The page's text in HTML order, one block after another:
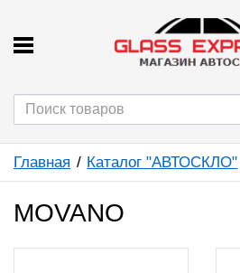
Главная Каталог "АВТОСКЛО"
MOVANO